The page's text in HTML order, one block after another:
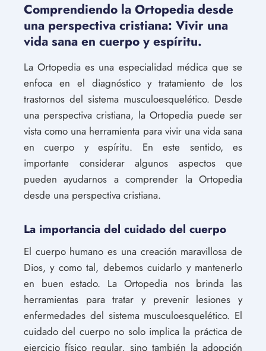
Comprendiendo la Ortopedia desde
una perspectiva cristiana: Vivir una
vida sana en cuerpo y espíritu.
La Ortopedia es una especialidad médica que se
enfoca en el diagnóstico y tratamiento de los
trastornos del sistema musculoesquelético. Desde
una perspectiva cristiana, la Ortopedia puede ser
vista como una herramienta para vivir una vida sana
en cuerpo y espíritu. En este sentido, es
importante considerar algunos aspectos que
pueden ayudarnos a comprender la Ortopedia
desde una perspectiva cristiana.
La importancia del cuidado del cuerpo
El cuerpo humano es una creación maravillosa de
Dios, y como tal, debemos cuidarlo y mantenerlo
en buen estado. La Ortopedia nos brinda las
herramientas para tratar y prevenir lesiones y
enfermedades del sistema musculoesquelético. El
cuidado del cuerpo no solo implica la práctica de
ejercicio físico regular, sino también la adopción